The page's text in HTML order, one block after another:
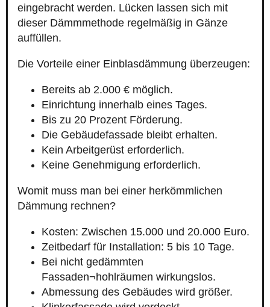
eingebracht werden. Lücken lassen sich mit
dieser Dämmmethode regelmäßig in Gänze
auffüllen.
Die Vorteile einer Einblasdämmung überzeugen:
Bereits ab 2.000 € möglich.
Einrichtung innerhalb eines Tages.
Bis zu 20 Prozent Förderung.
Die Gebäudefassade bleibt erhalten.
Kein Arbeitgerüst erforderlich.
Keine Genehmigung erforderlich.
Womit muss man bei einer herkömmlichen
Dämmung rechnen?
Kosten: Zwischen 15.000 und 20.000 Euro.
Zeitbedarf für Installation: 5 bis 10 Tage.
Bei nicht gedämmten
Fassaden¬hohlräumen wirkungslos.
Abmessung des Gebäudes wird größer.